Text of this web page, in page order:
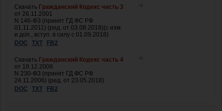
Скачать Гражданский Кодекс часть 3
от 26.11.2001
N 146-ФЗ (принят ГД ФС РФ
01.11.2011) (ред. от 03.08.2018)(с изм.
и доп., вступ. в силу с 01.09.2018)
DOC
TXT FB2
Скачать Гражданский Кодекс часть 4
от 18.12.2006
N 230-ФЗ (принят ГД ФС РФ
24.11.2006) (ред. от 23.05.2018)
DOC
TXT FB2